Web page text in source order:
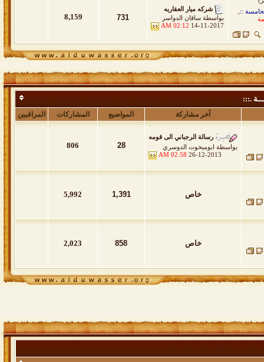
::
شركه ميار العقاريه
بواسطة ساقان الدواسر
14-11-2017
02:12 AM
731
8,159
.:::
آخر مشاركة المواضيع المشاركات المراقبين
رسالة الرجباني الى قومه
بواسطة ابومبخوت الدوسري
26-12-2013
02:58 AM
28
806
خاص 1,391
5,992
خاص 858
2,023